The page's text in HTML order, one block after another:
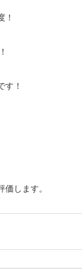
！
！
します。